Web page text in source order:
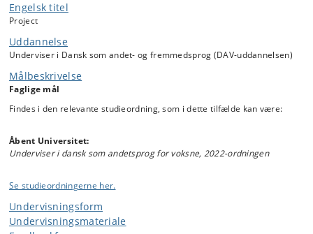
Der arbejdes konkret med de enkelte studerendes overvejelser i
forbindelse med masterprojektet, eventuelt suppleret med relevante
faglige oplæg af underviseren. De studerende bidrager løbende med
præsentationer af deres arbejde i forskellige udviklingsstadier – fra de
første idéer til dataindsamling og analyse.
Datoerne for de månedlige seminarer fastlægges af underviseren i
samarbejde med de studerende enten inden eller ved modulets
begyndelse. Det skriftlige projekt afleveres på de officielle datoer,
skriftlige projekt er afleveret. Det forventes afholdt cirka 14 dage
efter afleveringen af det skriftlige produkt.
Masteruddannelsen.
Engelsk titel
Project
Uddannelse
Underviser i Dansk som andet- og fremmedsprog (DAV-uddannelsen)
Målbeskrivelse
Faglige mål
Findes i den relevante studieordning, som i dette tilfælde kan være:
Åbent Universitet:
Underviser i dansk som andetsprog for voksne, 2022-ordningen
Se studieordningerne her.
Undervisningsform
Undervisningsmateriale